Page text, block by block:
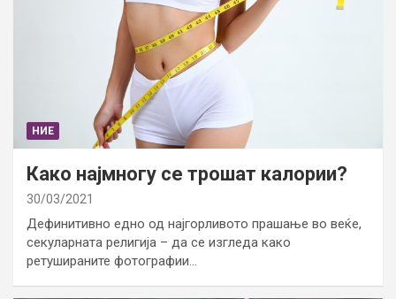
НИЕ
Како најмногу се трошат калории?
30/03/2021
Дефинитивно едно од најгорливото прашање во веќе,
секуларната религија – да се изгледа како
ретушираните фотографии…